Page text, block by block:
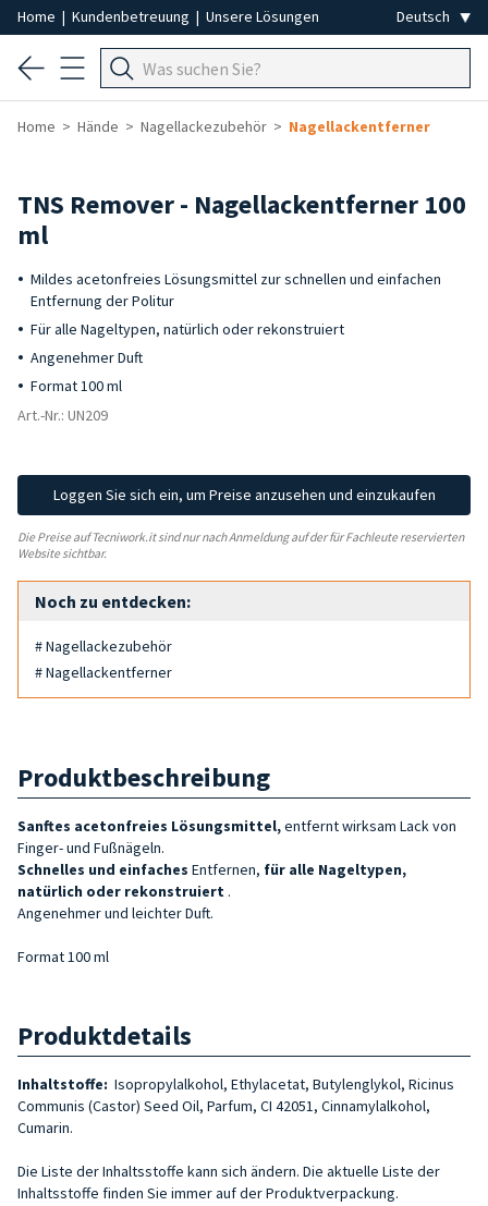
Home | Kundenbetreuung | Unsere Lösungen
Home Hände Nagellackezubehör Nagellackentferner
TNS Remover - Nagellackentferner 100
ml
Mildes acetonfreies Lösungsmittel zur schnellen und einfachen
Entfernung der Politur
Für alle Nageltypen, natürlich oder rekonstruiert
Angenehmer Duft
Format 100 ml
Art.-Nr.: UN209
Loggen Sie sich ein, um Preise anzusehen und einzukaufen
Die Preise auf Tecniwork.it sind nur nach Anmeldung auf der für Fachleute reservierten
Website sichtbar.
Noch zu entdecken:
# Nagellackezubehör
# Nagellackentferner
Produktbeschreibung
Sanftes acetonfreies Lösungsmittel,entfernt wirksam Lack von
Finger- und Fußnägeln.
Schnelles und einfaches Entfernen, für alle Nageltypen,
natürlich oder rekonstruiert .
Angenehmer und leichter Duft.
Format 100 ml
Produktdetails
Inhaltstoffe: Isopropylalkohol, Ethylacetat, Butylenglykol, Ricinus
Communis (Castor) Seed Oil, Parfum, CI 42051, Cinnamylalkohol,
Cumarin.
Die Liste der Inhaltsstoffe kann sich ändern. Die aktuelle Liste der
Inhaltsstoffe finden Sie immer auf der Produktverpackung.